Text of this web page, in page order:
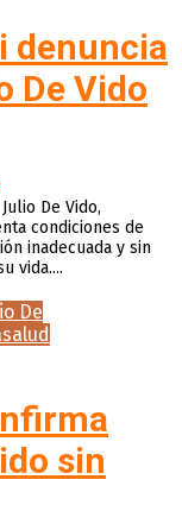
denuncia
De Vido
De Vido,
condiciones de
inadecuada y sin
vida....
De
salud
sin